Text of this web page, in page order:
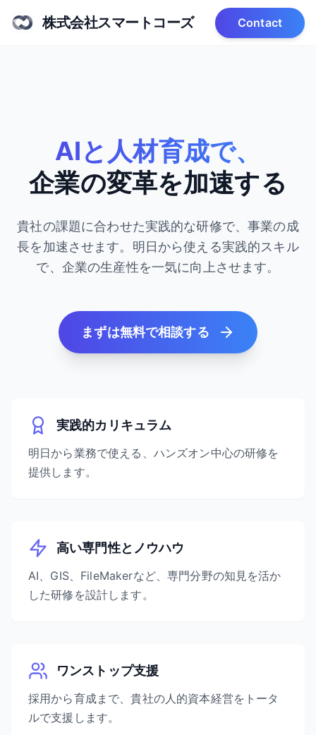
株式会社スマートコーズ Contact
AIと人材育成で、
企業の変革を加速する
貴社の課題に合わせた実践的な研修で、事業の成
長を加速させます。 明日から使える実践的スキル
で、企業の生産性を一気に向上させます。
まずは無料で相談する
実践的カリキュラム
明日から業務で使える、ハンズオン中心の研修を
提供します。
高い専門性とノウハウ
AI、GIS、FileMakerなど、専門分野の知見を活か
した研修を設計します。
ワンストップ支援
採用から育成まで、貴社の人的資本経営をトータ
ルで支援します。